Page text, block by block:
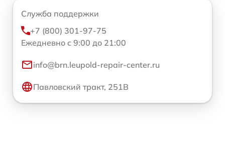
Служба поддержки
+7 (800) 301-97-75
Ежедневно с 9:00 до 21:00
info@brn.leupold-repair-center.ru
Павловский тракт, 251В